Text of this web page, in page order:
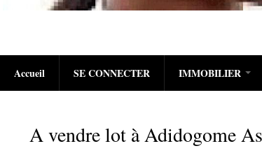
Accueil SE CONNECTER IMMOBILIER
A vendre lot à Adidogome